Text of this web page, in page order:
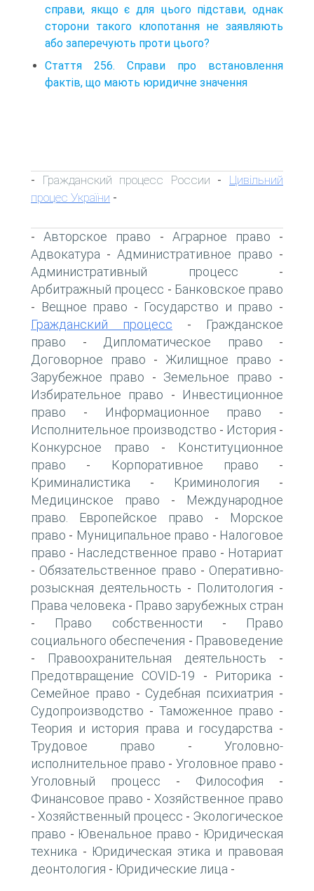
справи, якщо є для цього підстави, однак
сторони такого клопотання не заявляють
або заперечують проти цього?
Стаття 256. Справи про встановлення
фактів, що мають юридичне значення
- Гражданский процесс России - Цивільний
процес України -
-Авторское право - Аграрное право -
Адвокатура - Административное право -
Административный процесс -
Арбитражный процесс - Банковское право
- Вещное право - Государство и право -
Гражданский процесс -
Гражданское
право - Дипломатическое право -
Договорное право - Жилищное право -
Зарубежное право - Земельное право -
Избирательное право -
Инвестиционное
право - Информационное право -
Исполнительное производство - История -
Конкурсное право -
Конституционное
право - Корпоративное право -
Криминалистика - Криминология -
Медицинское право -
Международное
право. Европейское право -
Морское
право - Муниципальное право - Налоговое
право - Наследственное право - Нотариат
- Обязательственное право - Оперативно-
розыскная деятельность - Политология -
Права человека - Право зарубежных стран
- Право собственности -
Право
социального обеспечения - Правоведение
- Правоохранительная деятельность -
Предотвращение COVID-19 - Риторика -
Семейное право - Судебная психиатрия -
Судопроизводство - Таможенное право -
Теория и история права и государства -
Трудовое право -Уголовно-
исполнительное право - Уголовное право -
Уголовный процесс - Философия -
Финансовое право - Хозяйственное право
- Хозяйственный процесс - Экологическое
право - Ювенальное право - Юридическая
техника - Юридическая этика и правовая
деонтология - Юридические лица -